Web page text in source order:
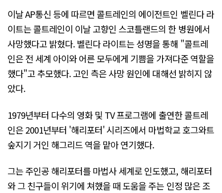
이날 AP통신 등에 따르면 콜트레인의 에이전트인 벨린다 라
이트는 콜트레인이 이날 고향인 스코틀랜드의 한 병원에서
사망했다고 밝혔다. 벨린다 라이트는 성명을 통해 "콜트레
인은 전 세계 아이와 어른 모두에게 기쁨을 가져다준 역할을
했다"고 추모했다. 고인 측은 사망 원인에 대해선 밝히지 않
았다.
1979년부터 다수의 영화 및 TV 프로그램에 출연한 콜트레
인은 2001년부터 '해리포터' 시리즈에서 마법학교 호그와트
숲지기 거인 해그리드 역을 맡아 연기했다.
그는 주인공 해리포터를 마법사 세계로 인도했고, 해리포터
와 그 친구들이 위기에 쳐했을 때 도움을 주는 인정 많은 조